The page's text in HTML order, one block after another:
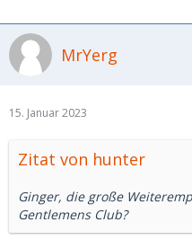
MrYerg
15. Januar 2023
Zitat von hunter
Ginger, die große
Gentlemens Club?